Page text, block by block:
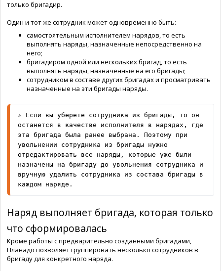
только бригадир.
Один и тот же сотрудник может одновременно быть:
самостоятельным исполнителем нарядов, то есть
выполнять наряды, назначенные непосредственно на
него;
бригадиром одной или нескольких бригад, то есть
выполнять наряды, назначенные на его бригады;
сотрудником в составе других бригадах и просматривать
назначенные на эти бригады наряды.
⚠️ Если вы уберёте сотрудника из бригады, то он
останется в качестве исполнителя в нарядах, где
эта бригада была ранее выбрана. Поэтому при
увольнении сотрудника из бригады нужно
отредактировать все наряды, которые уже были
назначены на бригаду до увольнения сотрудника и
вручную удалить сотрудника из состава бригады в
каждом наряде.
Наряд выполняет бригада, которая только
что сформировалась
Кроме работы с предварительно созданными бригадами,
Планадо позволяет группировать несколько сотрудников в
бригаду для конкретного наряда.